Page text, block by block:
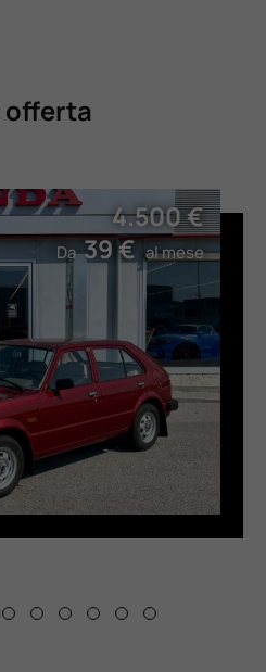
offerta
4.500 €
Da39 €al mese